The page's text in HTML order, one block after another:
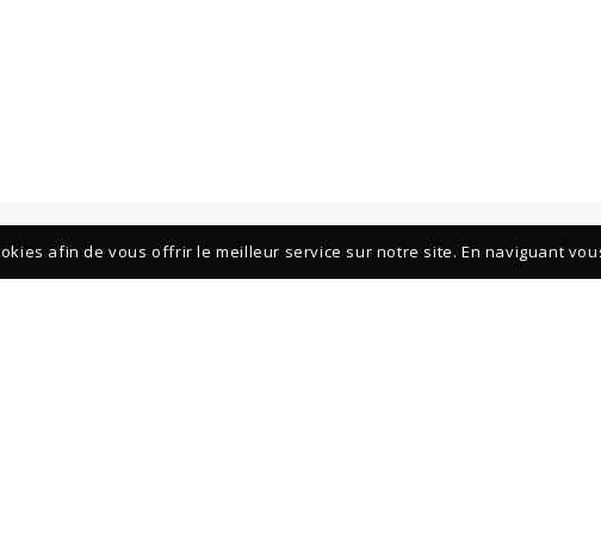
afin de vous offrir le meilleur service sur notre site. En naviguant